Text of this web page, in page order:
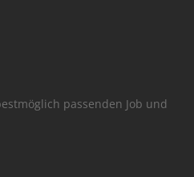
passenden Job und